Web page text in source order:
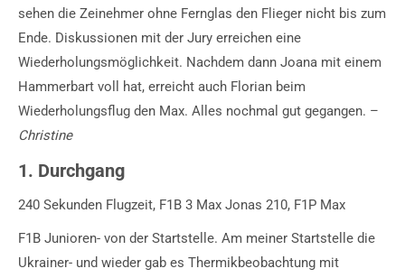
sehen die Zeinehmer ohne Fernglas den Flieger nicht bis zum
Ende. Diskussionen mit der Jury erreichen eine
Wiederholungsmöglichkeit. Nachdem dann Joana mit einem
Hammerbart voll hat, erreicht auch Florian beim
Wiederholungsflug den Max. Alles nochmal gut gegangen. –
Christine
1. Durchgang
240 Sekunden Flugzeit, F1B 3 Max Jonas 210, F1P Max
F1B Junioren- von der Startstelle. Am meiner Startstelle die
Ukrainer- und wieder gab es Thermikbeobachtung mit